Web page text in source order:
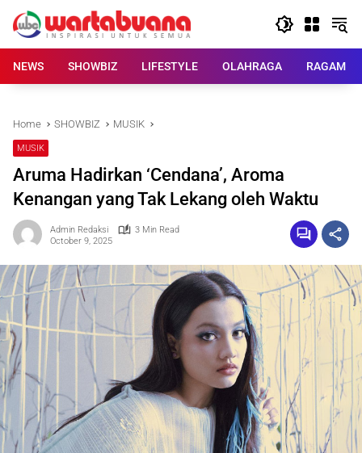
content
NEWS
SHOWBIZ LIFESTYLE OLAHRAGA RAGAM
Home SHOWBIZ MUSIK
MUSIK
Aruma Hadirkan ‘Cendana’, Aroma
Kenangan yang Tak Lekang oleh Waktu
Admin Redaksi
3 Min Read
October 9, 2025